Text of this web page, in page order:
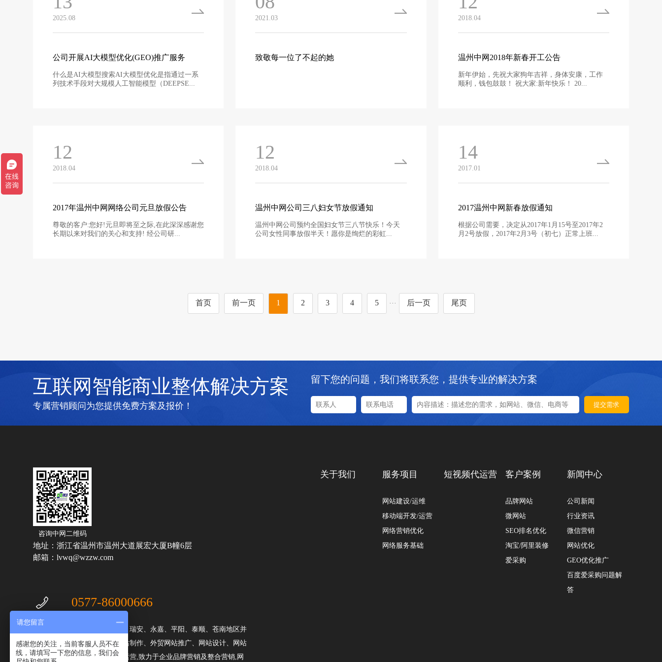
2025.08
公司开展AI大模型优化(GEO)推广服务
什么是AI大模型搜索AI大模型优化是指通过一系
列技术手段对大规模人工智能模型（DEEPSE...
2021.03
致敬每一位了不起的她
2018.04
温州中网2018年新春开工公告
新年伊始，先祝大家狗年吉祥，身体安康，工作
顺利，钱包鼓鼓！ 祝大家:新年快乐！ 20...
12
2018.04
2017年温州中网网络公司元旦放假公告
尊敬的客户:您好!元旦即将至之际,在此深深感谢您
长期以来对我们的关心和支持! 经公司研...
12
2018.04
温州中网公司三八妇女节放假通知
温州中网公司预约全国妇女节三八节快乐！今天
公司女性同事放假半天！愿你是绚烂的彩虹...
14
2017.01
2017温州中网新春放假通知
根据公司需要，决定从2017年1月15号至2017年2
月2号放假，2017年2月3号（初七）正常上班...
首页 前一页 1 2 3 4 5 ··· 后一页 尾页
互联网智能商业整体解决方案
专属营销顾问为您提供免费方案及报价！
留下您的问题，我们将联系您，提供专业的解决方案
提交需求
咨询中网二维码
地址：浙江省温州市温州大道展宏大厦B幢6层
邮箱：lvwq@wzzw.com
0577-86000666
温州中网公司主营温州、乐清、瑞安、永嘉、平阳、泰顺、苍南地区并
辐射浙江地区的企业外贸独立站制作、外贸网站推广、网站设计、网站
建设以、网站制作及短视频代运营,致力于企业品牌营销及整合营销,网
关于我们 服务项目
网站建设/运维
移动端开发/运营
网络营销优化
网络服务基础
短视频代运营 客户案例
品牌网站
微网站
SEO排名优化
淘宝/阿里装修
爱采购
新闻中心
公司新闻
行业资讯
微信营销
网站优化
GEO优化推广
百度爱采购问题解
答
请您留言
感谢您的关注，当前客服人员不在
线，请填写一下您的信息，我们会